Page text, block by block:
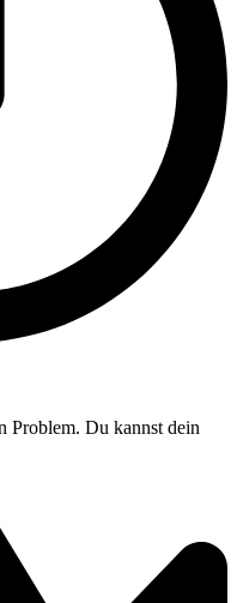
Problem. Du kannst dein